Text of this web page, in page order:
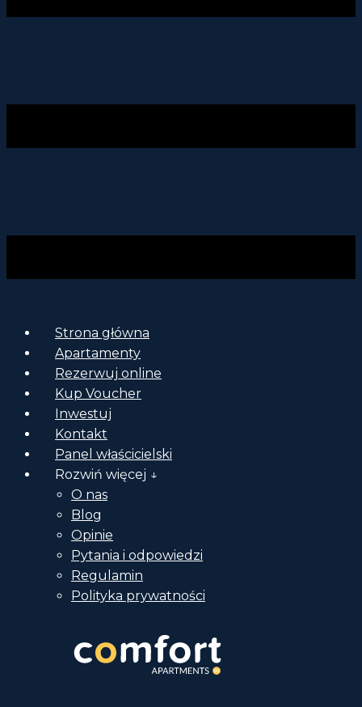
Strona główna
Apartamenty
Rezerwuj online
Kup Voucher
Inwestuj
Kontakt
Panel właścicielski
Rozwiń więcej ↓
O nas
Blog
Opinie
Pytania i odpowiedzi
Regulamin
Polityka prywatności